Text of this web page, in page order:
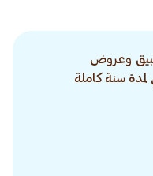
وعروض
سنة كاملة